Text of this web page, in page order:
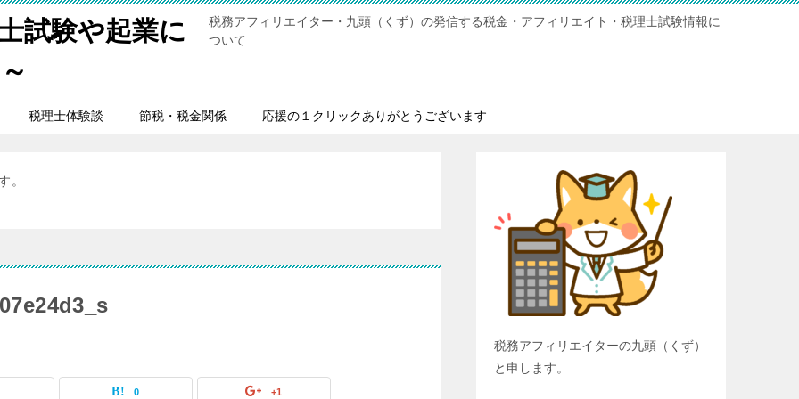
試験や起業に
税務アフィリエイター・九頭（くず）の発信する税金・アフィリエイト・税理士試験情報に
ついて
税理士体験談 節税・税金関係 応援の１クリックありがとうございます
。
0 +1
税務アフィリエイターの九頭（くず）
と申します。